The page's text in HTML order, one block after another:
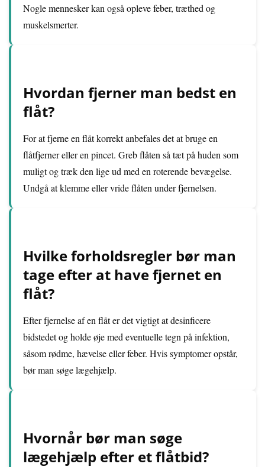
Nogle mennesker kan også opleve feber, træthed og
muskelsmerter.
Hvordan fjerner man bedst en
flåt?
For at fjerne en flåt korrekt anbefales det at bruge en
flåtfjerner eller en pincet. Greb flåten så tæt på huden som
muligt og træk den lige ud med en roterende bevægelse.
Undgå at klemme eller vride flåten under fjernelsen.
Hvilke forholdsregler bør man
tage efter at have fjernet en
flåt?
Efter fjernelse af en flåt er det vigtigt at desinficere
bidstedet og holde øje med eventuelle tegn på infektion,
såsom rødme, hævelse eller feber. Hvis symptomer opstår,
bør man søge lægehjælp.
Hvornår bør man søge
lægehjælp efter et flåtbid?